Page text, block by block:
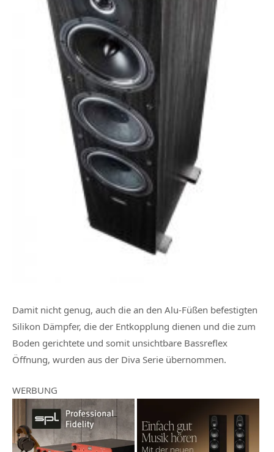
Damit nicht genug, auch die an den Alu-Füßen befestigten
Silikon Dämpfer, die der Entkopplung dienen und die zum
Boden gerichtete und somit unsichtbare Bassreflex
Öffnung, wurden aus der Diva Serie übernommen.
WERBUNG